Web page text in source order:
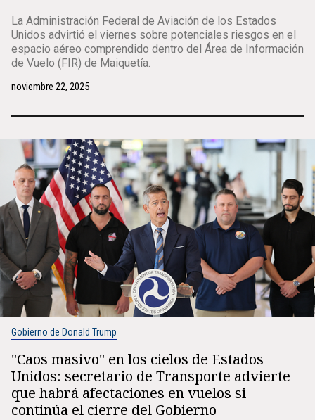
La Administración Federal de Aviación de los Estados
Unidos advirtió el viernes sobre potenciales riesgos en el
espacio aéreo comprendido dentro del Área de Información
de Vuelo (FIR) de Maiquetía.
noviembre 22, 2025
Gobierno de Donald Trump
"Caos masivo" en los cielos de Estados
Unidos: secretario de Transporte advierte
que habrá afectaciones en vuelos si
continúa el cierre del Gobierno